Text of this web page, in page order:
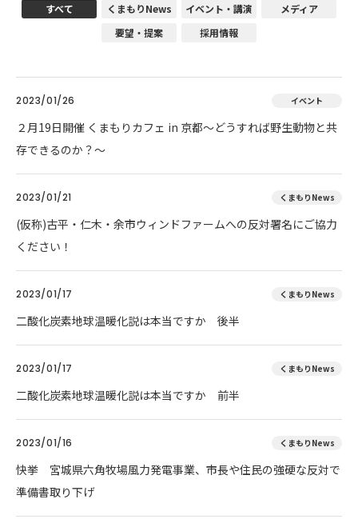
すべて くまもりNews イベント・講演
メディア
要望・提案
採用情報
2023/01/26 イベント
２月19日開催 くまもりカフェ in 京都～どうすれば野生動物と共
存できるのか？～
2023/01/21 くまもりNews
(仮称)古平・仁木・余市ウィンドファームへの反対署名にご協力
ください！
2023/01/17 くまもりNews
二酸化炭素地球温暖化説は本当ですか 後半
2023/01/17 くまもりNews
二酸化炭素地球温暖化説は本当ですか 前半
2023/01/16 くまもりNews
快挙 宮城県六角牧場風力発電事業、市長や住民の強硬な反対で
準備書取り下げ